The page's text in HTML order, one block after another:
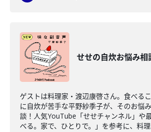
せせの自炊お悩み相
ゲストは料理家・渡辺康啓さん。食べる
に自炊が苦手な平野紗季子が、そのお悩
談！人気YouTube「せせチャンネル」や
べる。家で、ひとりで。」を参考に、料理